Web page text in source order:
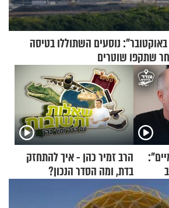
"שיקרה לכם שוב ה-7 באוקטובר": נוסעים השתוללו בטיסה
שתקפו שוטרים
הרב זמיר כהן - איך להתחזק
בדת, ומה הסדר הנכון?